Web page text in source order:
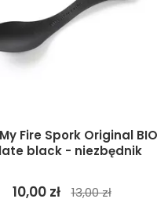
Fire Spork Original BIO
black - niezbędnik
10,00 zł 13,00 zł